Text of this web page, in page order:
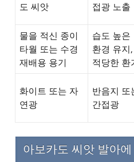
도 씨앗
접광 노출
물을 적신 종이
타월 또는 수경
재배용 용기
습도 높은
환경 유지,
적당한 환
화이트 또는 자
연광
반음지 또
간접광
아보카도 씨앗 발아